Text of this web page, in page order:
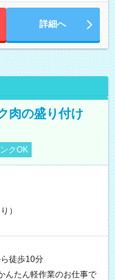
勤務となります）
詳細へ
肉の盛り付け
クOK
）
徒歩10分
んたん軽作業のお仕事で